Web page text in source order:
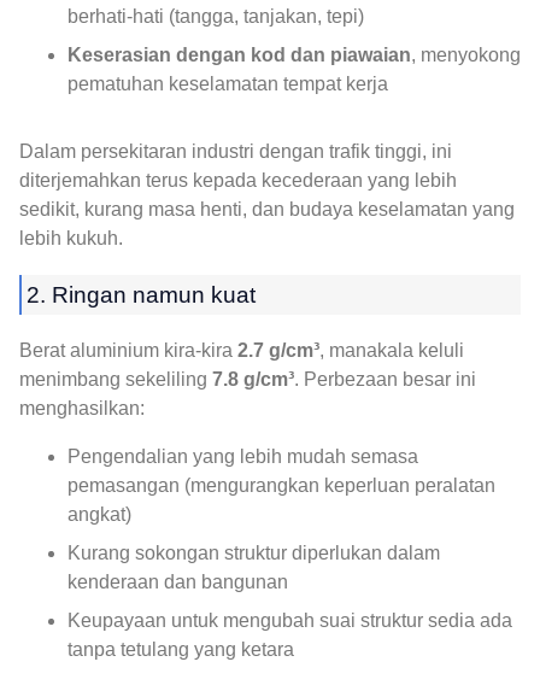
berhati-hati (tangga, tanjakan, tepi)
Keserasian dengan kod dan piawaian, menyokong
pematuhan keselamatan tempat kerja
Dalam persekitaran industri dengan trafik tinggi, ini
diterjemahkan terus kepada kecederaan yang lebih
sedikit, kurang masa henti, dan budaya keselamatan yang
lebih kukuh.
2. Ringan namun kuat
Berat aluminium kira-kira 2.7 g/cm³, manakala keluli
menimbang sekeliling 7.8 g/cm³. Perbezaan besar ini
menghasilkan:
Pengendalian yang lebih mudah semasa
pemasangan (mengurangkan keperluan peralatan
angkat)
Kurang sokongan struktur diperlukan dalam
kenderaan dan bangunan
Keupayaan untuk mengubah suai struktur sedia ada
tanpa tetulang yang ketara